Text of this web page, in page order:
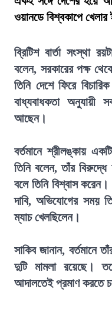
ওয়ানডে বিশ্বকাপে
ব্রিটিশ বার্তা সংস্থা
বলেন, সরকারের পক্ষ
তিনি দেশে ফিরে
বাধ্যবাধকতা অনুযায়ী
আছেন।
বর্তমানে শ্রীলঙ্কায়
তিনি বলেন, তাঁর
বলে তিনি বিশ্বাস করেন।
দাবি, অভিযোগের সময়
ম্যাচ খেলছিলেন।
সাকিব জানান, বর্তমানে
দুটি মামলা রয়েছে।
আদালতেই প্রমাণ করতে